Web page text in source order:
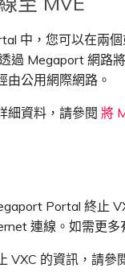
中，您可以在兩
過 Megaport 網路
由公用網際網路。
細資料，請參閱 將
Portal 終止
連線。如需更多
VXC 的資訊，請參